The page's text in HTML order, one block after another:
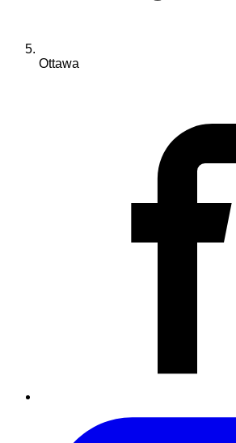
Ottawa